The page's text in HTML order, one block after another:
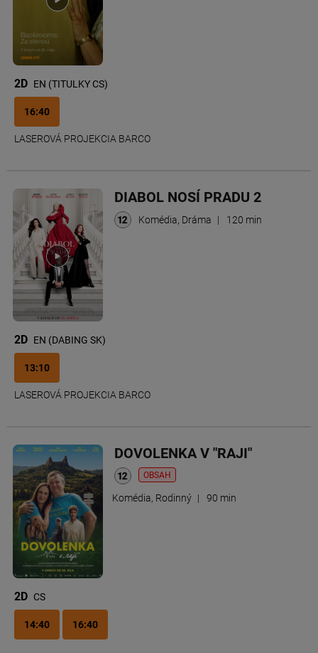
2D EN (TITULKY CS)
16:40
LASEROVÁ PROJEKCIA BARCO
DIABOL NOSÍ PRADU 2
Komédia, Dráma | 120 min
2D EN (DABING SK)
13:10
LASEROVÁ PROJEKCIA BARCO
DOVOLENKA V "RAJI"
OBSAH
Komédia, Rodinný | 90 min
2D CS
14:40 16:40